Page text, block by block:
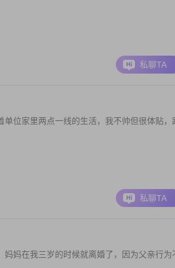
私聊TA
位家里两点一线的生活，我不帅但很体贴，
私聊TA
妈在我三岁的时候就离婚了，因为父亲行为